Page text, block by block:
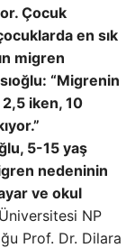
Çocuk
en sık
migren
“Migrenin
2,5 iken, 10
5-15 yaş
nedeninin
ve okul
NP
Prof. Dr. Dilara